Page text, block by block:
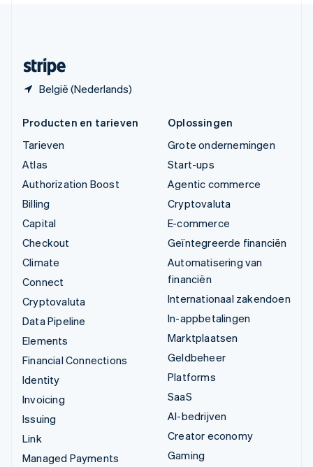
België (Nederlands)
Producten en tarieven
Tarieven
Atlas
Authorization Boost
Billing
Capital
Checkout
Climate
Connect
Cryptovaluta
Data Pipeline
Elements
Financial Connections
Identity
Invoicing
Issuing
Link
Managed Payments
Oplossingen
Grote ondernemingen
Start-ups
Agentic commerce
Cryptovaluta
E-commerce
Geïntegreerde financiën
Automatisering van
financiën
Internationaal zakendoen
In-appbetalingen
Marktplaatsen
Geldbeheer
Platforms
SaaS
AI-bedrijven
Creator economy
Gaming